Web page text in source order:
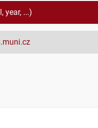
year, ...)